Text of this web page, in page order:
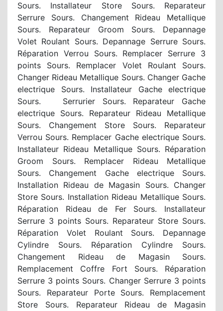
Sours. Installateur Store Sours. Reparateur
Serrure Sours. Changement Rideau Metallique
Sours. Reparateur Groom Sours. Depannage
Volet Roulant Sours. Depannage Serrure Sours.
Réparation Verrou Sours. Remplacer Serrure 3
points Sours. Remplacer Volet Roulant Sours.
Changer Rideau Metallique Sours. Changer Gache
electrique Sours. Installateur Gache electrique
Sours. Serrurier Sours. Reparateur Gache
electrique Sours. Reparateur Rideau Metallique
Sours. Changement Store Sours. Reparateur
Verrou Sours. Remplacer Gache electrique Sours.
Installateur Rideau Metallique Sours. Réparation
Groom Sours. Remplacer Rideau Metallique
Sours. Changement Gache electrique Sours.
Installation Rideau de Magasin Sours. Changer
Store Sours. Installation Rideau Metallique Sours.
Réparation Rideau de Fer Sours. Installateur
Serrure 3 points Sours. Reparateur Store Sours.
Réparation Volet Roulant Sours. Depannage
Cylindre Sours. Réparation Cylindre Sours.
Changement Rideau de Magasin Sours.
Remplacement Coffre Fort Sours. Réparation
Serrure 3 points Sours. Changer Serrure 3 points
Sours. Reparateur Porte Sours. Remplacement
Store Sours. Reparateur Rideau de Magasin